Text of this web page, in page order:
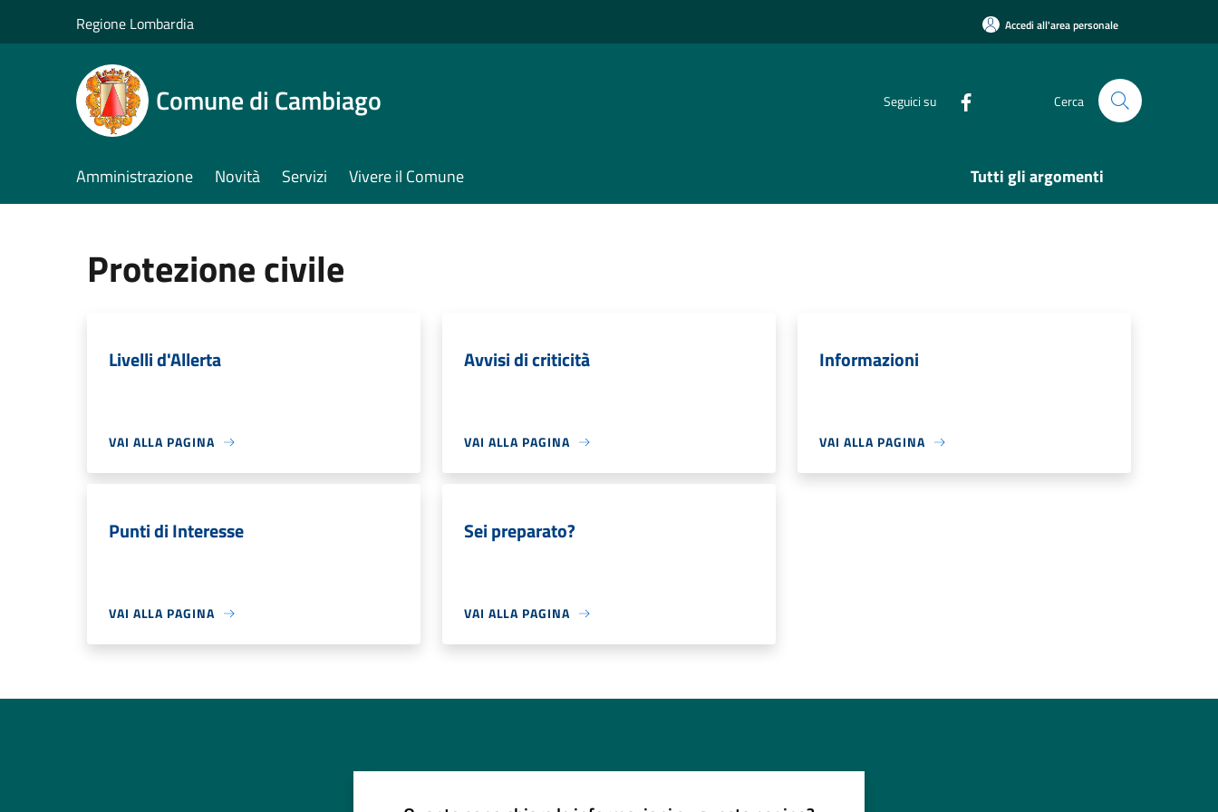
Regione Lombardia Accedi all'area personale
Comune di Cambiago Seguici su Cerca
Amministrazione Novità Servizi Vivere il Comune Tutti gli argomenti
Protezione civile
Livelli d'Allerta
VAI ALLA PAGINA
Avvisi di criticità
VAI ALLA PAGINA
Informazioni
VAI ALLA PAGINA
Punti di Interesse
VAI ALLA PAGINA
Sei preparato?
VAI ALLA PAGINA